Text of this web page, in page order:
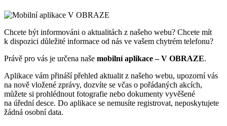
Chcete být informováni o aktualitách z našeho webu? Chcete mít
k dispozici důležité informace od nás ve vašem chytrém telefonu?
Právě pro vás je určena naše mobilní aplikace – V OBRAZE.
Aplikace vám přináší přehled aktualit z našeho webu, upozorní vás
na nově vložené zprávy, dozvíte se včas o pořádaných akcích,
můžete si prohlédnout fotografie nebo dokumenty vyvěšené
na úřední desce. Do aplikace se nemusíte registrovat, neposkytujete
žádná osobní data.